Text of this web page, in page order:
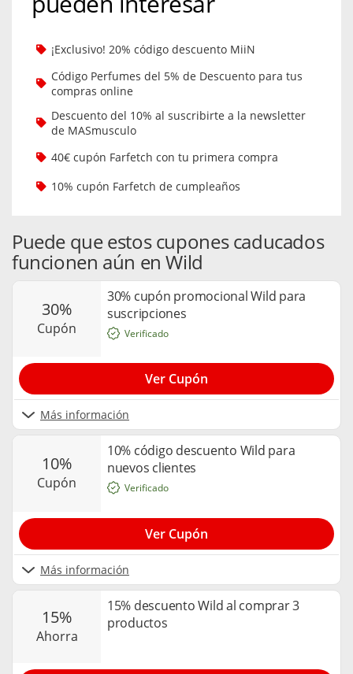
¡Exclusivo! 20% código descuento MiiN
Código Perfumes del 5% de Descuento para tus
compras online
Descuento del 10% al suscribirte a la newsletter
de MASmusculo
40€ cupón Farfetch con tu primera compra
10% cupón Farfetch de cumpleaños
Puede que estos cupones caducados
funcionen aún en Wild
30%
cupón
30% cupón promocional Wild para
suscripciones
Más información
Verificado
Ver Cupón
10%
cupón
10% código descuento Wild para
nuevos clientes
Más información
Verificado
Ver Cupón
15%
ahorra
15% descuento Wild al comprar 3
productos